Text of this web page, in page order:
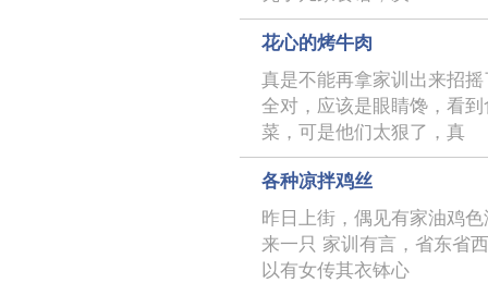
花心的烤牛肉
真是不能再拿家训出来招
全对，应该是眼睛馋，看
菜，可是他们太狠了，真
各种凉拌鸡丝
昨日上街，偶见有家油鸡
来一只 家训有言，省东省
以有女传其衣钵心